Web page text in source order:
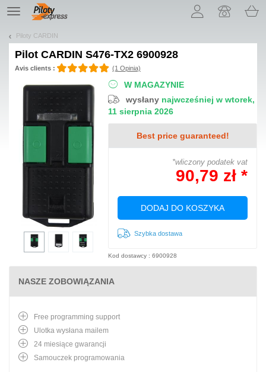
TE
navigation
Piloty CARDIN
Pilot CARDIN S476-TX2 6900928
Avis clients : (1 Opinia)
W MAGAZYNIE
wysłany najwcześniej w wtorek,
11 sierpnia 2026
Best price guaranteed!
*wliczony podatek vat
90,79 zł *
DODAJ DO KOSZYKA
Szybka dostawa
Kod dostawcy : 6900928
NASZE ZOBOWIĄZANIA
Free programming support
Ulotka wysłana mailem
24 miesiące gwarancji
Samouczek programowania
Pozwól, że przedstawimy nasze ciasteczka!